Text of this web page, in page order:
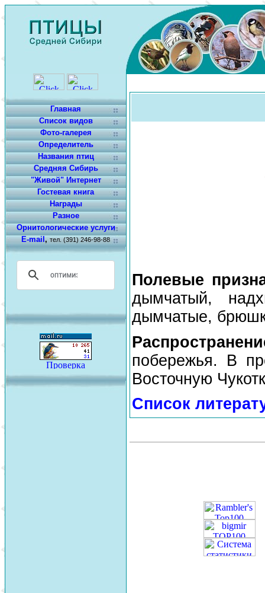
Главная
Список видов
Фото-галерея
Определитель
Названия птиц
Средняя Сибирь
"Живой" Интернет
Гостевая книга
Награды
Разное
Орнитологические услуги
E-mail,тел. (391) 246-98-88
Полевые
дымчатый,
дымчатые,
побережья. В
Восточную
Список